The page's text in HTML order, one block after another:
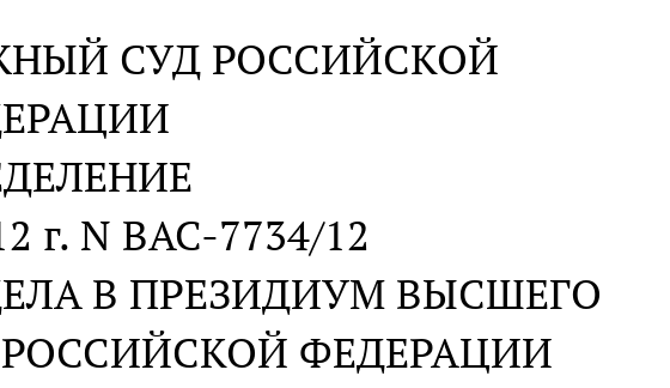
СУД РОССИЙСКОЙ
г. N ВАС-7734/12
В ПРЕЗИДИУМ ВЫСШЕГО
ФЕДЕРАЦИИ